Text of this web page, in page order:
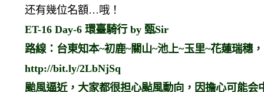
还有幾位名額…哦！
ET-16 Day-6 環臺騎行 by 甄Sir
路線：台東知本~初鹿~關山~池上~玉里~花蓮瑞穗
http://bit.ly/2LbNjSq
颱風逼近，大家都很担心颭風動向，因擔心可能会